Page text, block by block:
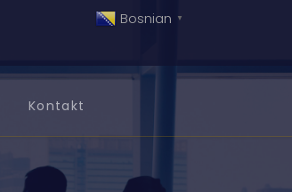
Bosnian ▼
Kontakt